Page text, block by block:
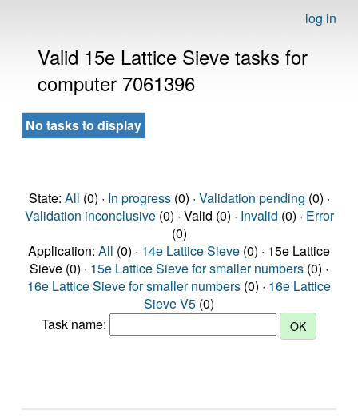
log in
Valid 15e Lattice Sieve tasks for
computer 7061396
No tasks to display
State: All (0) · In progress(0) · Validation pending (0) ·
Validation inconclusive(0) · Valid (0) · Invalid (0) · Error
(0)
Application: All (0) · 14e Lattice Sieve (0) · 15e Lattice
Sieve (0) · 15e Lattice Sieve for smaller numbers (0) ·
16e Lattice Sieve for smaller numbers (0) · 16e Lattice
Sieve V5 (0)
Task name: